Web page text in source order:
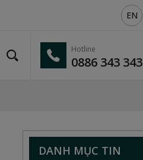
EN
Hotline
0886 343 343
DANH MỤC TIN